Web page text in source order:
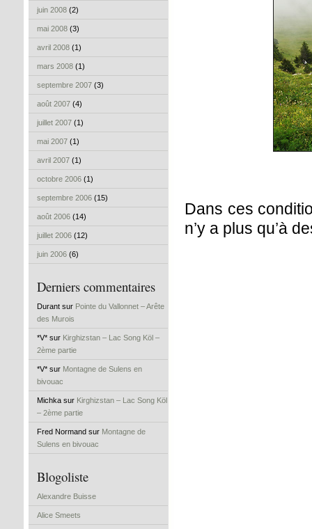
juin 2008 (2)
mai 2008 (3)
avril 2008 (1)
mars 2008 (1)
septembre 2007 (3)
août 2007 (4)
juillet 2007 (1)
mai 2007 (1)
avril 2007 (1)
octobre 2006 (1)
septembre 2006 (15)
août 2006 (14)
juillet 2006 (12)
juin 2006 (6)
Derniers commentaires
Durant sur Pointe du Vallonnet – Arête
des Murois
*V* sur Kirghizstan – Lac Song Köl –
2ème partie
*V* sur Montagne de Sulens en
bivouac
Michka sur Kirghizstan – Lac Song Köl
– 2ème partie
Fred Normand sur Montagne de
Sulens en bivouac
Blogoliste
Alexandre Buisse
Alice Smeets
Dans ces
n’y a plus qu’à